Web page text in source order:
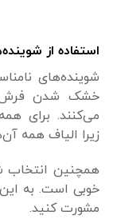
استفاده از
شوینده‌های
خشک شدن فرش
می‌کنند. برای
زیرا الیاف همه
خوبی است. به این
مشورت کنید.